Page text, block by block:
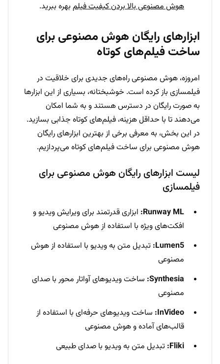
هوش مصنوعی بالا بردن کیفیت فیلم بهره ببرید.
ابزارهای رایگان هوش مصنوعی برای
ساخت فیلم‌های کوتاه
امروزه، هوش مصنوعی راه‌های جدیدی برای خلاقیت در
فیلمسازی باز کرده است. خوشبختانه، بسیاری از این ابزارها
به صورت رایگان در دسترس هستند و به شما امکان
می‌دهند تا با حداقل هزینه، فیلم‌های کوتاه جذابی بسازید.
در این بخش، به معرفی برخی از بهترین ابزارهای رایگان
هوش مصنوعی برای ساخت فیلم‌های کوتاه می‌پردازیم.
لیست ابزارهای رایگان هوش مصنوعی برای
فیلمسازی
Runway ML: ابزاری قدرتمند برای ویرایش ویدیو و
افکت‌های ویژه با استفاده از هوش مصنوعی
Lumen5: تبدیل متن به ویدیو با استفاده از هوش
مصنوعی
Synthesia: ساخت ویدیوهای آواتار محور با صدای
مصنوعی
InVideo: ساخت ویدیوهای حرفه‌ای با استفاده از
قالب‌های آماده و هوش مصنوعی
Fliki: تبدیل متن به ویدیو با صدای طبیعی